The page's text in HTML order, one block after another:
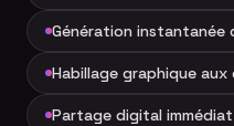
Génération instantanée
Habillage graphique
Partage digital immédiat